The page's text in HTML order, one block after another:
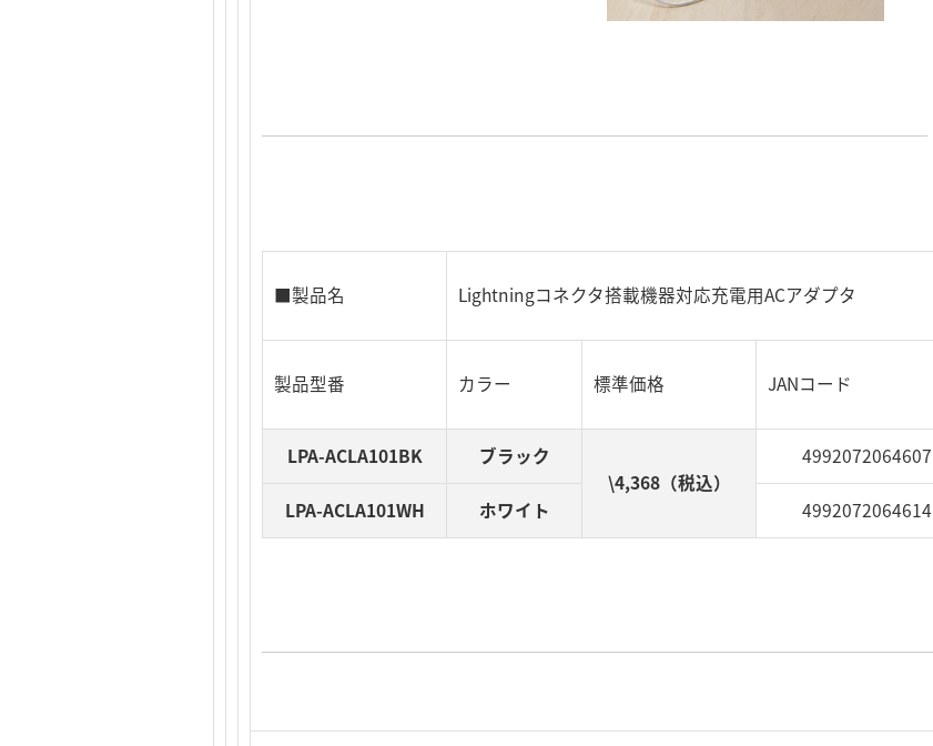
■製品名 Lightningコネクタ搭載機器対応充電用ACアダプタ
製品型番 カラー 標準価格 JANコード
LPA-ACLA101BK
ブラック
\4,368（税込）
4992072064607
LPA-ACLA101WH
ホワイト 4992072064614